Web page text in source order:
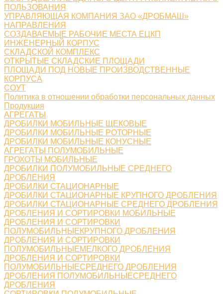
ПОЛЬЗОВАНИЯ
УПРАВЛЯЮЩАЯ КОМПАНИЯ ЗАО «ДРОБМАШ»
НАПРАВЛЕНИЯ
СОЗДАВАЕМЫЕ РАБОЧИЕ МЕСТА ЕЦКП
ИНЖЕНЕРНЫЙ КОРПУС
СКЛАДСКОЙ КОМПЛЕКС
ОТКРЫТЫЕ СКЛАДСКИЕ ПЛОЩАДИ
ПЛОЩАДИ ПОД НОВЫЕ ПРОИЗВОДСТВЕННЫЕ
КОРПУСА
СОУТ
Политика в отношении обработки персональных данных
Продукция
АГРЕГАТЫ
ДРОБИЛКИ МОБИЛЬНЫЕ ЩЕКОВЫЕ
ДРОБИЛКИ МОБИЛЬНЫЕ РОТОРНЫЕ
ДРОБИЛКИ МОБИЛЬНЫЕ КОНУСНЫЕ
АГРЕГАТЫ ПОЛУМОБИЛЬНЫЕ
ГРОХОТЫ МОБИЛЬНЫЕ
ДРОБИЛКИ ПОЛУМОБИЛЬНЫЕ СРЕДНЕГО
ДРОБЛЕНИЯ
ДРОБИЛКИ СТАЦИОНАРНЫЕ
ДРОБИЛКИ СТАЦИОНАРНЫЕ КРУПНОГО ДРОБЛЕНИЯ
ДРОБИЛКИ СТАЦИОНАРНЫЕ СРЕДНЕГО ДРОБЛЕНИЯ
ДРОБЛЕНИЯ И СОРТИРОВКИ МОБИЛЬНЫЕ
ДРОБЛЕНИЯ И СОРТИРОВКИ
ПОЛУМОБИЛЬНЫЕКРУПНОГО ДРОБЛЕНИЯ
ДРОБЛЕНИЯ И СОРТИРОВКИ
ПОЛУМОБИЛЬНЫЕМЕЛКОГО ДРОБЛЕНИЯ
ДРОБЛЕНИЯ И СОРТИРОВКИ
ПОЛУМОБИЛЬНЫЕСРЕДНЕГО ДРОБЛЕНИЯ
ДРОБЛЕНИЯ ПОЛУМОБИЛЬНЫЕСРЕДНЕГО
ДРОБЛЕНИЯ